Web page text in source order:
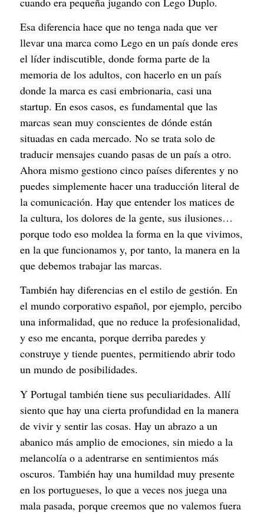
Esa diferencia hace que no tenga nada que ver
llevar una marca como Lego en un país donde eres
el líder indiscutible, donde forma parte de la
memoria de los adultos, con hacerlo en un país
donde la marca es casi embrionaria, casi una
startup. En esos casos, es fundamental que las
marcas sean muy conscientes de dónde están
situadas en cada mercado. No se trata solo de
traducir mensajes cuando pasas de un país a otro.
Ahora mismo gestiono cinco países diferentes y no
puedes simplemente hacer una traducción literal de
la comunicación. Hay que entender los matices de
la cultura, los dolores de la gente, sus ilusiones…
porque todo eso moldea la forma en la que vivimos,
en la que funcionamos y, por tanto, la manera en la
que debemos trabajar las marcas.
También hay diferencias en el estilo de gestión. En
el mundo corporativo español, por ejemplo, percibo
una informalidad, que no reduce la profesionalidad,
y eso me encanta, porque derriba paredes y
construye y tiende puentes, permitiendo abrir todo
un mundo de posibilidades.
Y Portugal también tiene sus peculiaridades. Allí
siento que hay una cierta profundidad en la manera
de vivir y sentir las cosas. Hay un abrazo a un
abanico más amplio de emociones, sin miedo a la
melancolía o a adentrarse en sentimientos más
oscuros. También hay una humildad muy presente
en los portugueses, lo que a veces nos juega una
mala pasada, porque creemos que no valemos fuera